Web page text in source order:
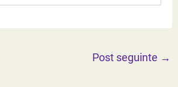
Post seguinte →